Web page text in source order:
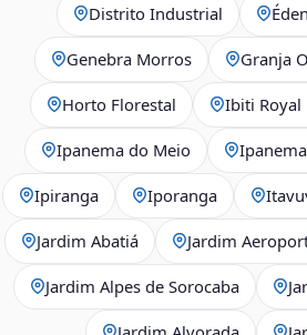
Distrito Industrial Éden
Genebra Morros Granja
Horto Florestal Ibiti Royal
Ipanema do Meio
Ipiranga Iporanga
Jardim Abatiá Jardim
Jardim Alpes de Sorocaba